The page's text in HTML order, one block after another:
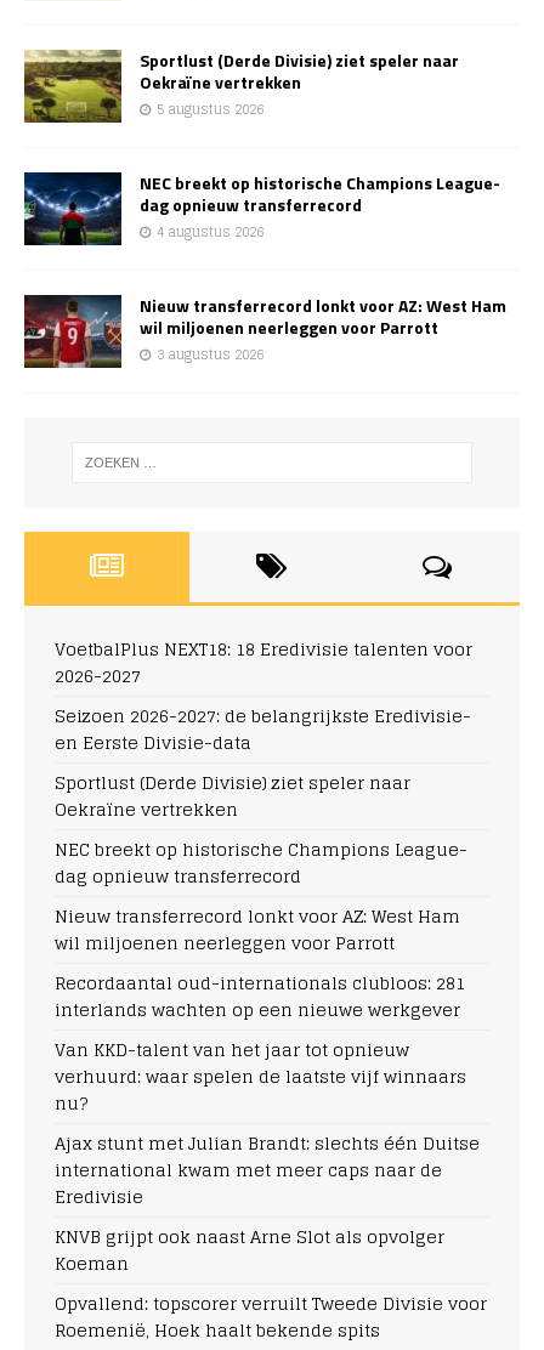
Sportlust (Derde Divisie) ziet speler naar
Oekraïne vertrekken
5 augustus 2026
NEC breekt op historische Champions League-
dag opnieuw transferrecord
4 augustus 2026
Nieuw transferrecord lonkt voor AZ: West Ham
wil miljoenen neerleggen voor Parrott
3 augustus 2026
VoetbalPlus NEXT18: 18 Eredivisie talenten voor
2026-2027
Seizoen 2026-2027: de belangrijkste Eredivisie-
en Eerste Divisie-data
Sportlust (Derde Divisie) ziet speler naar
Oekraïne vertrekken
NEC breekt op historische Champions League-
dag opnieuw transferrecord
Nieuw transferrecord lonkt voor AZ: West Ham
wil miljoenen neerleggen voor Parrott
Recordaantal oud-internationals clubloos: 281
interlands wachten op een nieuwe werkgever
Van KKD-talent van het jaar tot opnieuw
verhuurd: waar spelen de laatste vijf winnaars
nu?
Ajax stunt met Julian Brandt: slechts één Duitse
international kwam met meer caps naar de
Eredivisie
KNVB grijpt ook naast Arne Slot als opvolger
Koeman
Opvallend: topscorer verruilt Tweede Divisie voor
Roemenië, Hoek haalt bekende spits